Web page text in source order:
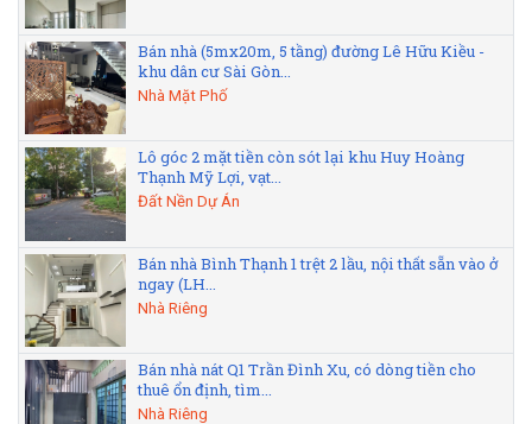
Bán nhà (5mx20m, 5 tầng) đường Lê Hữu Kiều -
khu dân cư Sài Gòn...
Nhà Mặt Phố
Lô góc 2 mặt tiền còn sót lại khu Huy Hoàng
Thạnh Mỹ Lợi, vạt...
Đất Nền Dự Án
Bán nhà Bình Thạnh 1 trệt 2 lầu, nội thất sẵn vào ở
ngay (LH...
Nhà Riêng
Bán nhà nát Q1 Trần Đình Xu, có dòng tiền cho
thuê ổn định, tìm...
Nhà Riêng